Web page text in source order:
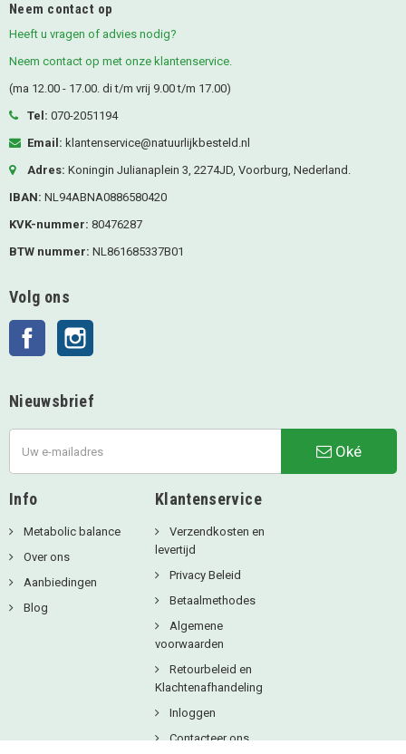
Neem contact op
Heeft u vragen of advies nodig?
Neem contact op met onze klantenservice.
(ma 12.00 - 17.00. di t/m vrij 9.00 t/m 17.00)
Tel: 070-2051194
Email: klantenservice@natuurlijkbesteld.nl
Adres: Koningin Julianaplein 3, 2274JD, Voorburg, Nederland.
IBAN: NL94ABNA0886580420
KVK-nummer: 80476287
BTW nummer: NL861685337B01
Volg ons
Facebook
Nieuwsbrief
Oké
Info
Metabolic balance
Over ons
Aanbiedingen
Blog
Klantenservice
Verzendkosten en
levertijd
Privacy Beleid
Betaalmethodes
Algemene
voorwaarden
Retourbeleid en
Klachtenafhandeling
Inloggen
Contacteer ons